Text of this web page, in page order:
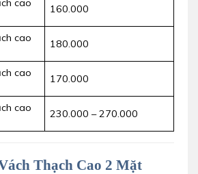
cao
160.000
cao
180.000
cao
170.000
cao
230.000 – 270.000
Thạch Cao 2 Mặt